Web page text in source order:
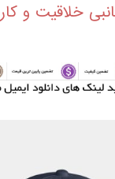
خلاقیت و کار